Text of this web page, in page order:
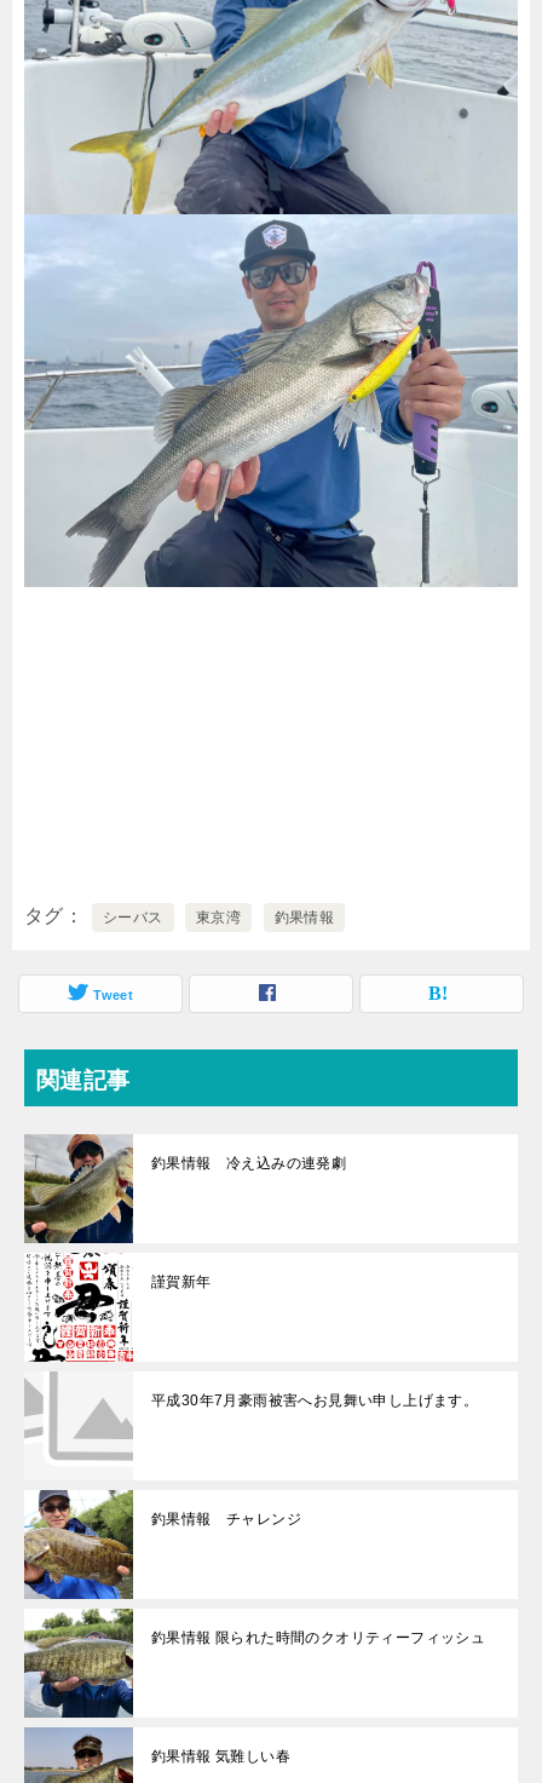
タグ シーバス 東京湾 釣果情報
Tweet
関連記事
釣果情報 冷え込みの連発劇
謹賀新年
平成30年7月豪雨被害へお見舞い申し上げます。
釣果情報 チャレンジ
釣果情報 限られた時間のクオリティーフィッシュ
釣果情報 気難しい春